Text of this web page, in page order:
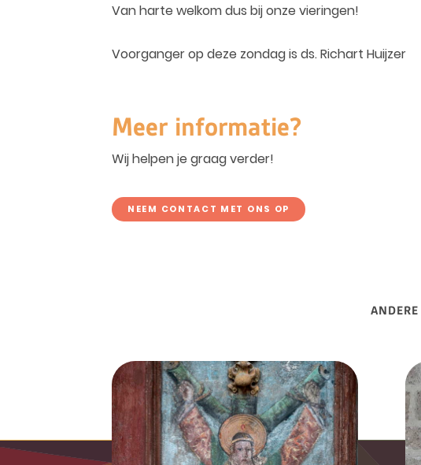
Van harte welkom dus bij onze vieringen!
Voorganger op deze zondag is ds. Richart Huijzer
Meer informatie?
Wij helpen je graag verder!
NEEM CONTACT MET ONS OP